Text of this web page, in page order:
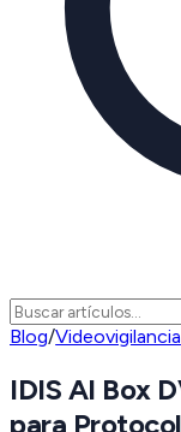
Blog/Videovigilancia
IDIS AI Box
para